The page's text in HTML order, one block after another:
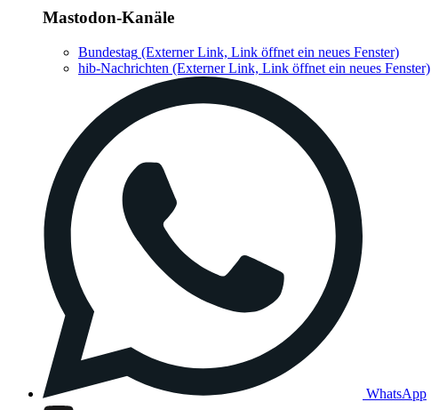
Mastodon-Kanäle
Bundestag (Externer Link, Link öffnet ein neues Fenster)
hib-Nachrichten (Externer Link, Link öffnet ein neues Fenster)
WhatsApp